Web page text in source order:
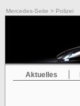
Mercedes-Seite > Polizei
Aktuelles